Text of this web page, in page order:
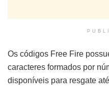
Os códigos Free Fire
caracteres formados por
disponíveis para resgate